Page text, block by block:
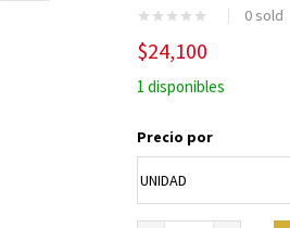
0 sold
$24,100
1 disponibles
Precio por